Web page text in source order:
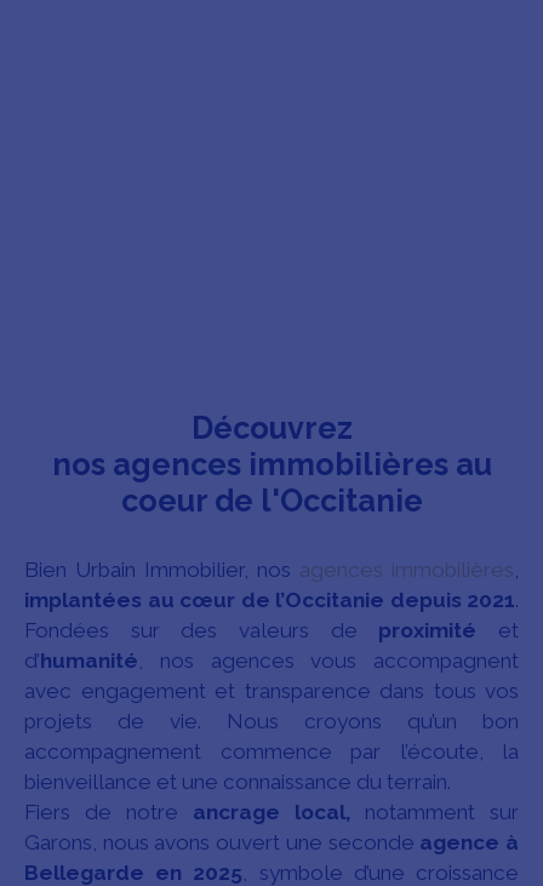
Découvrez
nos agences immobilières au
coeur de l'Occitanie
Bien Urbain Immobilier, nos agences immobilières,
implantées au cœur de l’Occitanie depuis 2021.
Fondées sur des valeurs de proximité et
d’humanité, nos agences vous accompagnent
avec engagement et transparence dans tous vos
projets de vie. Nous croyons qu’un bon
accompagnement commence par l’écoute, la
bienveillance et une connaissance du terrain.
Fiers de notre ancrage local, notamment sur
Garons, nous avons ouvert une seconde agence à
Bellegarde en 2025, symbole d’une croissance